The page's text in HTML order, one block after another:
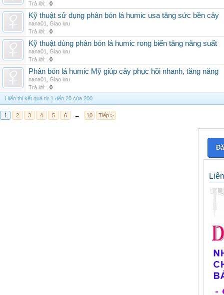
Trả lời:
0
Kỹ thuật sử dụng phân bón lá humic usa tăng sức bền cây
nana01
Giao lưu
Trả lời:
0
Kỹ thuật dùng phân bón lá humic rong biển tăng năng suất
nana01
Giao lưu
Trả lời:
0
Phân bón lá humic Mỹ giúp cây phục hồi nhanh, tăng năng
nana01
Giao lưu
Trả lời:
0
Hiển thị kết quả từ 1 đến 20 của 200
1 2 3 4 5 6 → 10 Tiếp >